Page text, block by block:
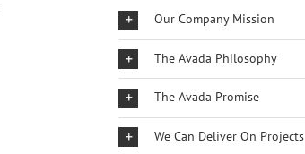
Our Company Mission
The Avada Philosophy
The Avada Promise
We Can Deliver On Projects